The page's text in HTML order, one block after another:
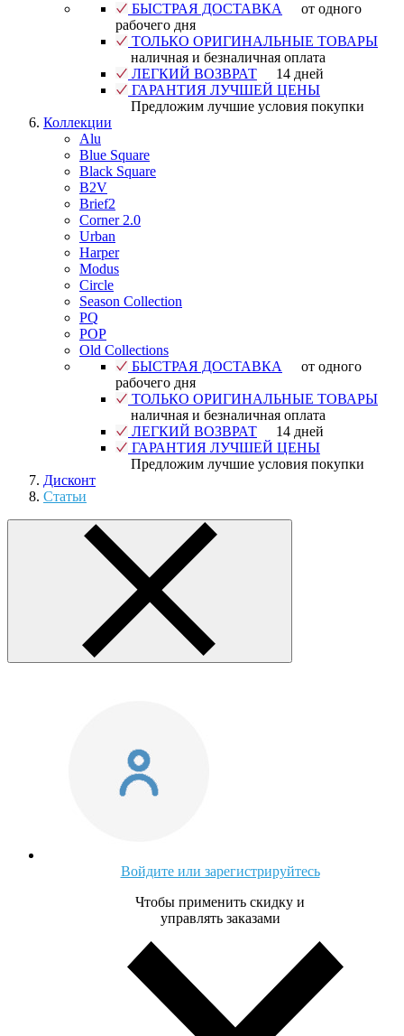
БЫСТРАЯ ДОСТАВКА
от одного
рабочего дня
ТОЛЬКО ОРИГИНАЛЬНЫЕ ТОВАРЫ
наличная и безналичная оплата
ЛЕГКИЙ ВОЗВРАТ
14 дней
ГАРАНТИЯ ЛУЧШЕЙ ЦЕНЫ
Предложим лучшие условия покупки
Коллекции
Alu
Blue Square
Black Square
B2V
Brief2
Corner 2.0
Urban
Harper
Modus
Circle
Season Collection
PQ
POP
Old Collections
БЫСТРАЯ ДОСТАВКА
от одного
рабочего дня
ТОЛЬКО ОРИГИНАЛЬНЫЕ ТОВАРЫ
наличная и безналичная оплата
ЛЕГКИЙ ВОЗВРАТ
14 дней
ГАРАНТИЯ ЛУЧШЕЙ ЦЕНЫ
Предложим лучшие условия покупки
Дисконт
Статьи
Войдите или зарегистрируйтесь
Чтобы применить скидку и
управлять заказами